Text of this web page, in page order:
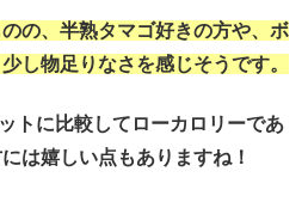
の、半熟タマゴ好きの方や、ボ
し物足りなさを感じそうです。
トに比較してローカロリーであ
は嬉しい点もありますね！